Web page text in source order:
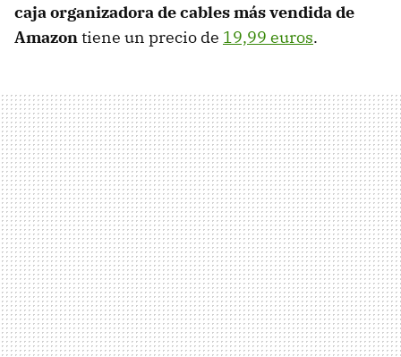
caja organizadora de cables más vendida de
Amazontiene un precio de 19,99 euros.